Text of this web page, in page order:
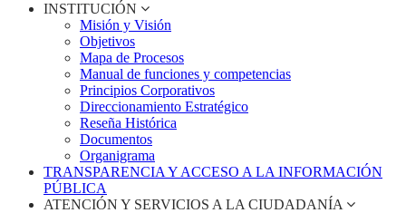
INSTITUCIÓN
Misión y Visión
Objetivos
Mapa de Procesos
Manual de funciones y competencias
Principios Corporativos
Direccionamiento Estratégico
Reseña Histórica
Documentos
Organigrama
TRANSPARENCIA Y ACCESO A LA INFORMACIÓN
PÚBLICA
ATENCIÓN Y SERVICIOS A LA CIUDADANÍA